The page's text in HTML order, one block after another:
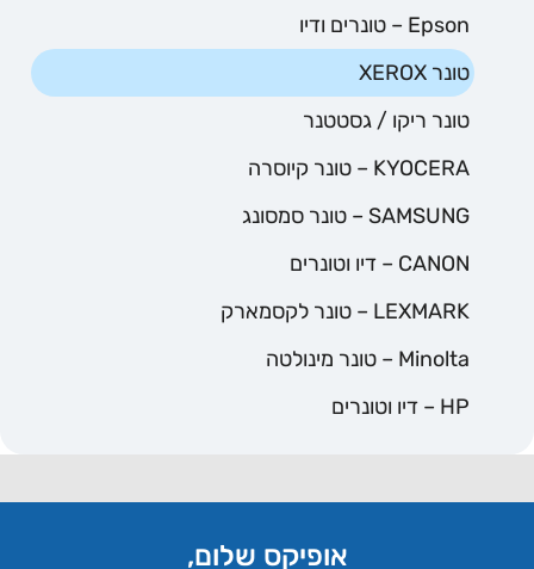
Epson – טונרים ודיו
טונר XEROX
טונר ריקו / גסטטנר
KYOCERA – טונר קיוסרה
SAMSUNG – טונר סמסונג
CANON – דיו וטונרים
LEXMARK – טונר לקסמארק
Minolta – טונר מינולטה
HP – דיו וטונרים
אופיקס שלום,